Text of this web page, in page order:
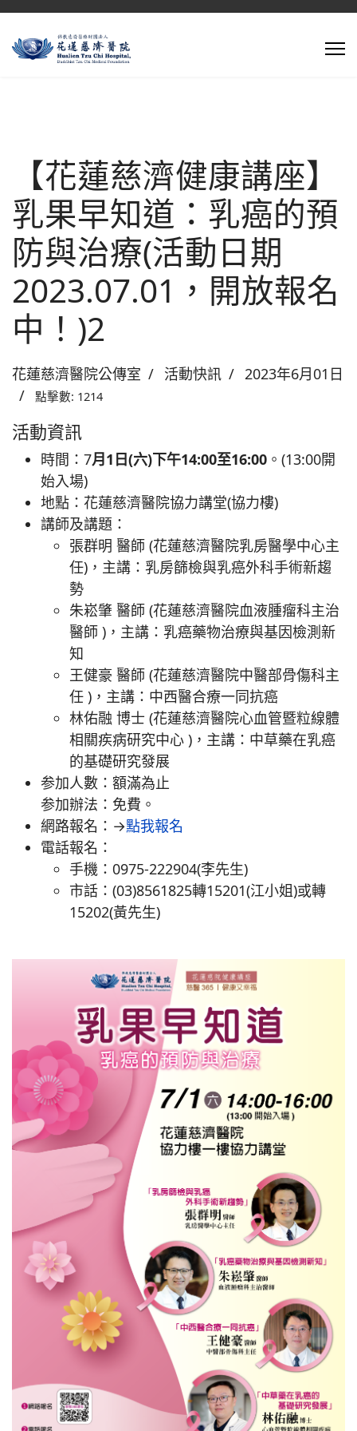
【花蓮慈濟健康講座】
乳果早知道：乳癌的預
防與治療(活動日期
2023.07.01，開放報名
中！)2
花蓮慈濟醫院公傳室 活動快訊 2023年6月01日
點擊數: 1214
活動資訊
時間：7月1日(六)下午14:00至16:00 。(13:00開
始入場)
地點：花蓮慈濟醫院協力講堂(協力樓)
講師及講題：
張群明 醫師 (花蓮慈濟醫院乳房醫學中心主
任)，主講：乳房篩檢與乳癌外科手術新趨
勢
朱崧肇 醫師 (花蓮慈濟醫院血液腫瘤科主治
醫師 )，主講：乳癌藥物治療與基因檢測新
知
王健豪 醫師 (花蓮慈濟醫院中醫部骨傷科主
任 )，主講：中西醫合療一同抗癌
林佑融 博士 (花蓮慈濟醫院心血管暨粒線體
相關疾病研究中心 )，主講：中草藥在乳癌
的基礎研究發展
参加人數：額滿為止
参加辦法：免費。
網路報名：→點我報名
電話報名：
手機：0975-222904(李先生)
市話：(03)8561825轉15201(江小姐)或轉
15202(黃先生)